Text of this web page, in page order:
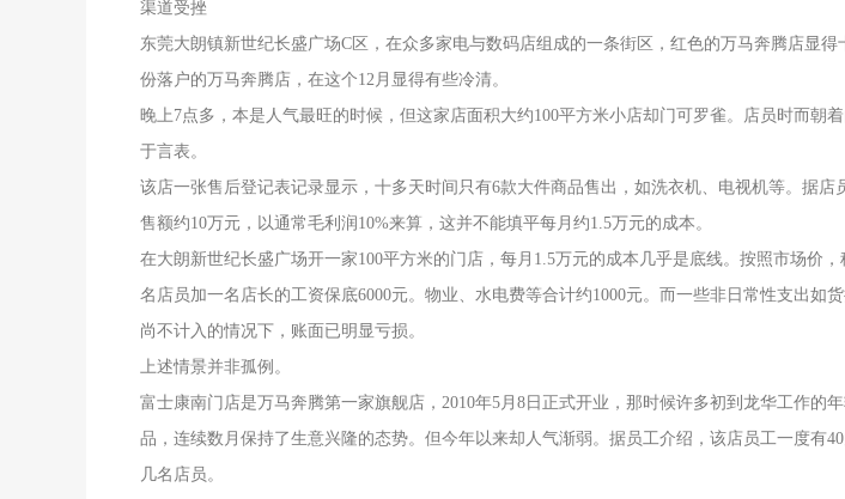
渠道受挫
东莞大朗镇新世纪长盛广场C区，在众多家电与数码店组成的一条街区，红色的万马奔腾店显得
份落户的万马奔腾店，在这个12月显得有些冷清。
晚上7点多，本是人气最旺的时候，但这家店面积大约100平方米小店却门可罗雀。店员时而朝
于言表。
该店一张售后登记表记录显示，十多天时间只有6款大件商品售出，如洗衣机、电视机等。据店
售额约10万元，以通常毛利润10%来算，这并不能填平每月约1.5万元的成本。
在大朗新世纪长盛广场开一家100平方米的门店，每月1.5万元的成本几乎是底线。按照市场价，
名店员加一名店长的工资保底6000元。物业、水电费等合计约1000元。而一些非日常性支出如
尚不计入的情况下，账面已明显亏损。
上述情景并非孤例。
富士康南门店是万马奔腾第一家旗舰店，2010年5月8日正式开业，那时候许多初到龙华工作的
品，连续数月保持了生意兴隆的态势。但今年以来却人气渐弱。据员工介绍，该店员工一度有
几名店员。